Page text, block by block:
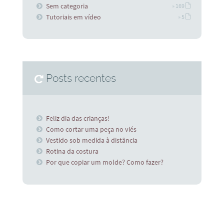
Sem categoria » 169
Tutoriais em vídeo » 5
Posts recentes
Feliz dia das crianças!
Como cortar uma peça no viés
Vestido sob medida à distância
Rotina da costura
Por que copiar um molde? Como fazer?